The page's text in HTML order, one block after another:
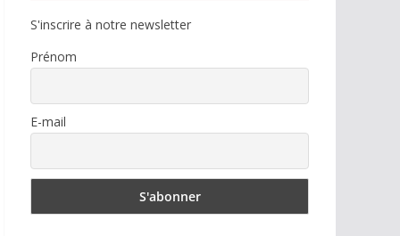
S'inscrire à notre newsletter
Prénom
E-mail